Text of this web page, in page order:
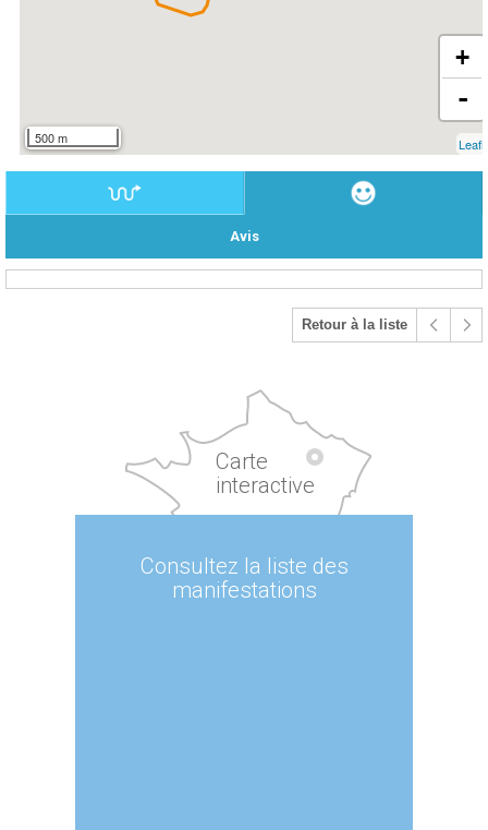
500 m
+
-
Avis
Retour à la liste
Carte
interactive
Consultez la liste des
manifestations